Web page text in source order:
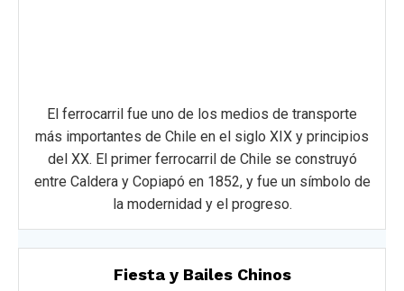
El ferrocarril fue uno de los medios de transporte
más importantes de Chile en el siglo XIX y principios
del XX. El primer ferrocarril de Chile se construyó
entre Caldera y Copiapó en 1852, y fue un símbolo de
la modernidad y el progreso.
Fiesta y Bailes Chinos